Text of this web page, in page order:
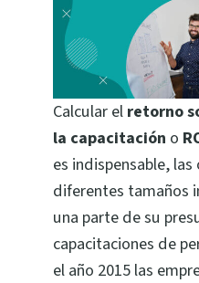
Calcular elretorno
la capacitación o
es indispensable,
diferentes tamaños
una parte de su
capacitaciones de
el año 2015 las